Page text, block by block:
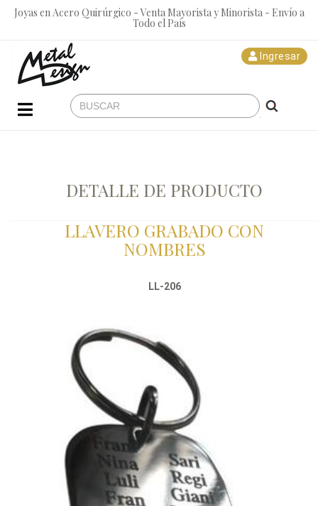
Joyas en Acero Quirúrgico - Venta Mayorista y Minorista - Envío a
Todo el País
Ingresar
DETALLE DE PRODUCTO
LLAVERO GRABADO CON
NOMBRES
LL-206